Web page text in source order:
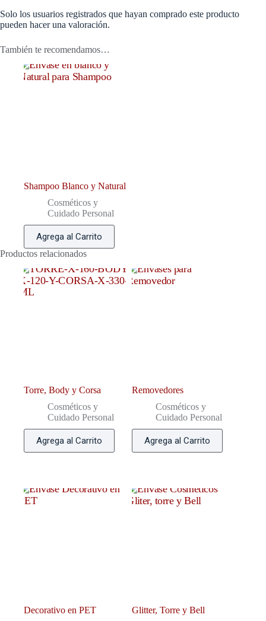
Solo los usuarios registrados que hayan comprado este producto
pueden hacer una valoración.
También te recomendamos…
Shampoo Blanco y Natural
Cosméticos y
Cuidado Personal
Agrega al Carrito
Productos relacionados
Torre, Body y Corsa
Cosméticos y
Cuidado Personal
Agrega al Carrito
Removedores
Cosméticos y
Cuidado Personal
Agrega al Carrito
Decorativo en PET Glitter, Torre y Bell